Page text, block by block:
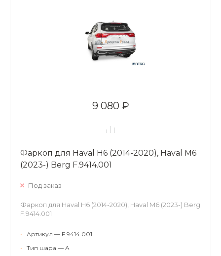
9 080 ₽
Фаркоп для Haval H6 (2014-2020), Haval M6
(2023-) Berg F.9414.001
Под заказ
Фаркоп для Haval H6 (2014-2020), Haval M6 (2023-) Berg
F.9414.001
•
Артикул — F.9414.001
•
Тип шара — A